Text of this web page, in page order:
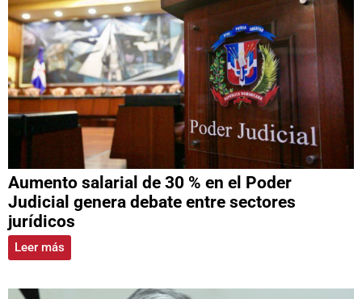
Aumento salarial de 30 % en el Poder
Judicial genera debate entre sectores
jurídicos
Leer más